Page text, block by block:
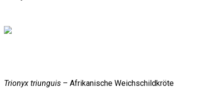
Trionyx triunguis – Afrikanische Weichschildkröte